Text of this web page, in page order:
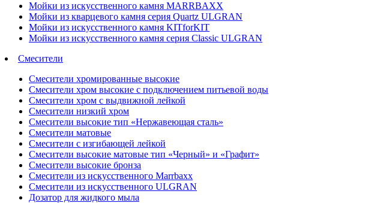
Мойки из искусственного камня MARRBAXX
Мойки из кварцевого камня серия Quartz ULGRAN
Мойки из искусственного камня KITforKIT
Мойки из искусственного камня серия Classic ULGRAN
Смесители
Смесители хромированные высокие
Смесители хром высокие с подключением питьевой воды
Смесители хром с выдвижной лейкой
Смесители низкий хром
Смесители высокие тип «Нержавеющая сталь»
Смесители матовые
Смесители с изгибающей лейкой
Смесители высокие матовые тип «Черный» и «Графит»
Смесители высокие бронза
Смесители из искусственного Marrbaxx
Смесители из искусственного ULGRAN
Дозатор для жидкого мыла